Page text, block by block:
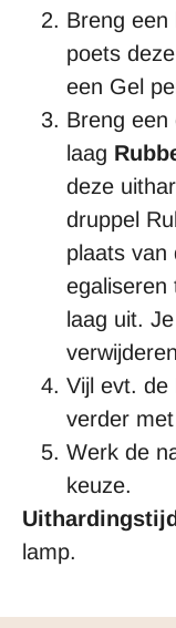
Breng een
poets
een Gel
Breng een
laag
deze
druppel
plaats van
egaliseren
laag uit.
Vijl evt. de
verder
Werk de
keuze.
lamp.